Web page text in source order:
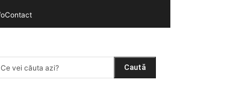
Ce vei căuta azi? Caută